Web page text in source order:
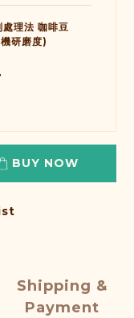
理法 咖啡豆
研磨度)
BUY NOW
Shipping &
Payment